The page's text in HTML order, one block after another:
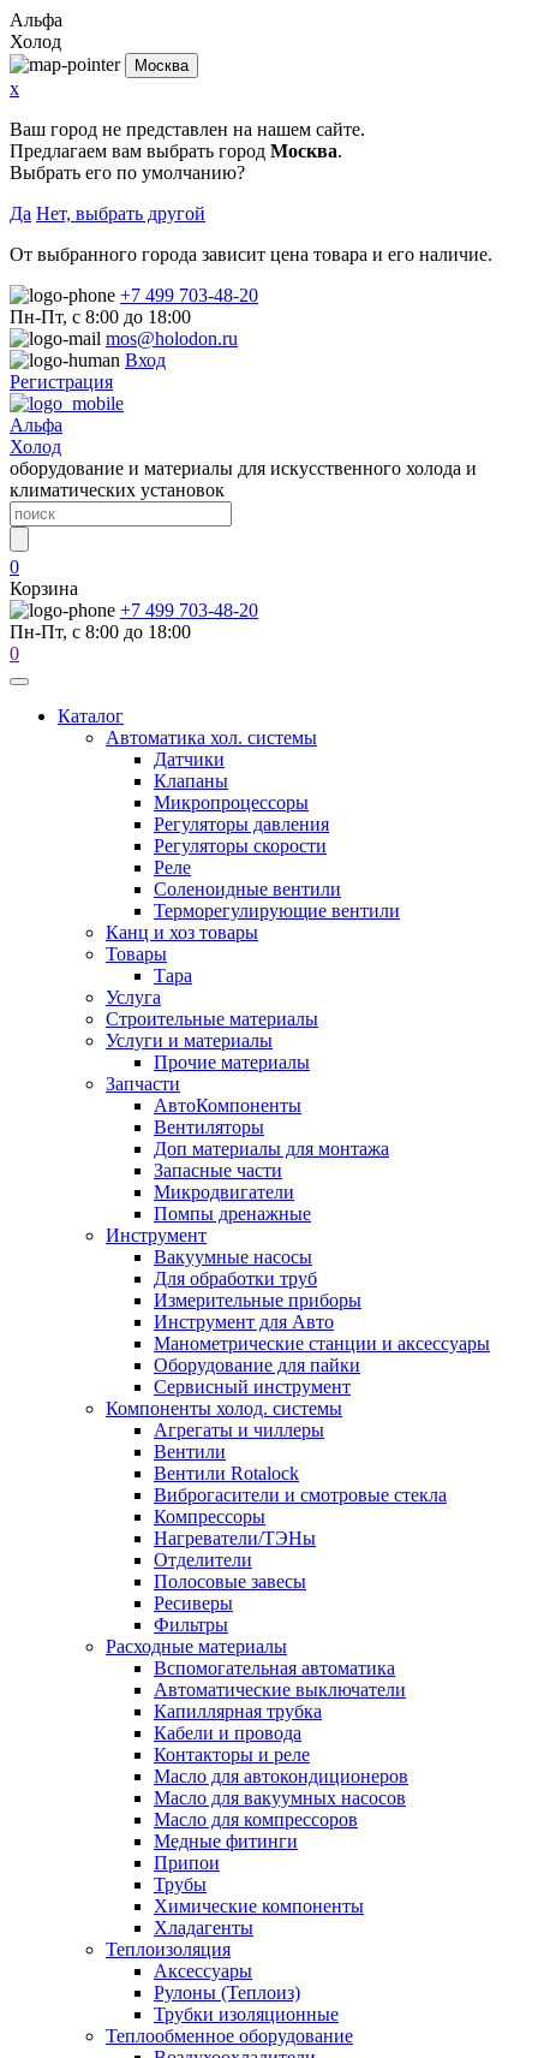
Альфа
Холод
Москва
x
Ваш город не представлен на нашем сайте.
Предлагаем вам выбрать город Москва.
Выбрать его по умолчанию?
Да Нет, выбрать другой
От выбранного города зависит цена товара и его наличие.
+7 499 703-48-20
Пн-Пт, с 8:00 до 18:00
mos@holodon.ru
Вход
Регистрация
Альфа
Холод
оборудование и материалы для искусственного холода и
климатических установок
0
Корзина
+7 499 703-48-20
Пн-Пт, с 8:00 до 18:00
0
Каталог
Автоматика хол. системы
Датчики
Клапаны
Микропроцессоры
Регуляторы давления
Регуляторы скорости
Реле
Соленоидные вентили
Терморегулирующие вентили
Канц и хоз товары
Товары
Тара
Услуга
Строительные материалы
Услуги и материалы
Прочие материалы
Запчасти
АвтоКомпоненты
Вентиляторы
Доп материалы для монтажа
Запасные части
Микродвигатели
Помпы дренажные
Инструмент
Вакуумные насосы
Для обработки труб
Измерительные приборы
Инструмент для Авто
Манометрические станции и аксессуары
Оборудование для пайки
Сервисный инструмент
Компоненты холод. системы
Агрегаты и чиллеры
Вентили
Вентили Rotalock
Виброгасители и смотровые стекла
Компрессоры
Нагреватели/ТЭНы
Отделители
Полосовые завесы
Ресиверы
Фильтры
Расходные материалы
Вспомогательная автоматика
Автоматические выключатели
Капиллярная трубка
Кабели и провода
Контакторы и реле
Масло для автокондиционеров
Масло для вакуумных насосов
Масло для компрессоров
Медные фитинги
Припои
Трубы
Химические компоненты
Хладагенты
Теплоизоляция
Аксессуары
Рулоны (Теплоиз)
Трубки изоляционные
Теплообменное оборудование